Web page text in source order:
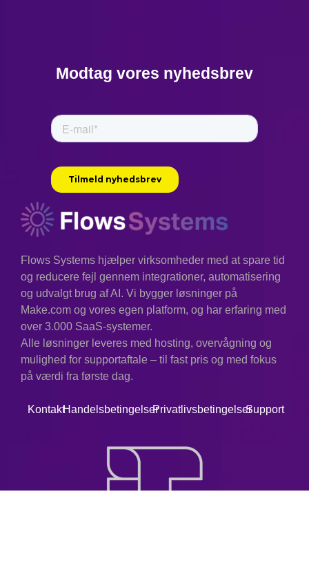
Modtag vores nyhedsbrev
Flows Systems hjælper virksomheder med at spare tid
og reducere fejl gennem integrationer, automatisering
og udvalgt brug af AI. Vi bygger løsninger på
Make.com og vores egen platform, og har erfaring med
over 3.000 SaaS-systemer.
Alle løsninger leveres med hosting, overvågning og
mulighed for supportaftale – til fast pris og med fokus
på værdi fra første dag.
KontaktHandelsbetingelserPrivatlivsbetingelserSupport